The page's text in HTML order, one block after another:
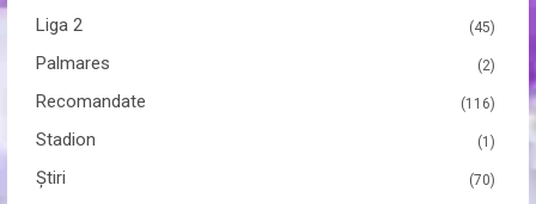
Liga 2 (45)
Palmares (2)
Recomandate (116)
Stadion (1)
Ştiri (70)